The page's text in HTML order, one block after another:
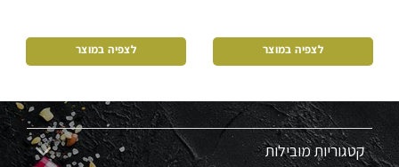
לצפיה במוצר לצפיה במוצר
קטגוריות מובילות